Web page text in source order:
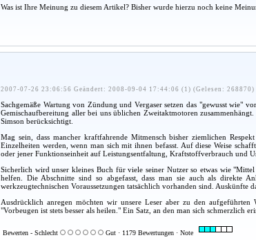
Was ist Ihre Meinung zu diesem Artikel? Bisher wurde hierzu noch keine
2007-07-26 23:06:56 Geändert: 2008-09-04 17:44:06 (1) (Gelesen: 268870)
Sachgemäße Wartung von Zündung und Vergaser setzen das "gewusst wie"
Gemischaufbereitung aller bei uns üblichen Zweitaktmotoren
Simson berücksichtigt.
Mag sein, dass mancher kraftfahrende Mitmensch bisher ziemlichen
Einzelheiten werden, wenn man sich mit ihnen befasst. Auf diese Weise
oder jener Funktionseinheit auf Leistungsentfaltung, Kraftstoffverbrauch und
Sicherlich wird unser kleines Buch für viele seiner Nutzer so etwas wie
helfen. Die Abschnitte sind so abgefasst, dass man sie auch als direkte
werkzeugtechnischen Voraussetzungen tatsächlich vorhanden sind. Auskünfte
Ausdrücklich anregen möchten wir unsere Leser aber zu den
"Vorbeugen ist stets besser als heilen." Ein Satz, an den man sich schmerzlich
Bewerten - Schlecht Gut · 1179 Bewertungen · Note